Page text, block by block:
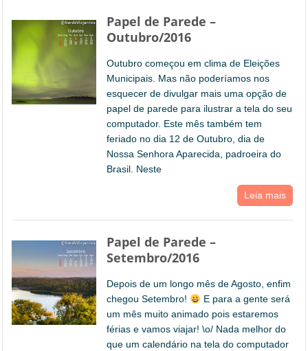
Papel de Parede –
Outubro/2016
Outubro começou em clima de Eleições
Municipais. Mas não poderíamos nos
esquecer de divulgar mais uma opção de
papel de parede para ilustrar a tela do seu
computador. Este mês também tem
feriado no dia 12 de Outubro, dia de
Nossa Senhora Aparecida, padroeira do
Brasil. Neste
Leia mais
Papel de Parede –
Setembro/2016
Depois de um longo mês de Agosto, enfim
chegou Setembro!
E para a gente será
um mês muito animado pois estaremos
férias e vamos viajar! \o/ Nada melhor do
que um calendário na tela do computador